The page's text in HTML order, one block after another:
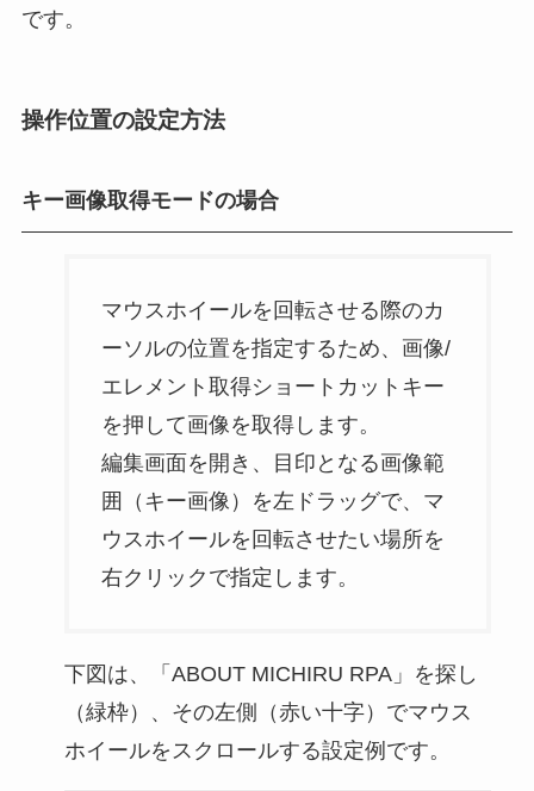
です。
操作位置の設定方法
キー画像取得モードの場合
マウスホイールを回転させる際のカ
ーソルの位置を指定するため、画像/
エレメント取得ショートカットキー
を押して画像を取得します。
編集画面を開き、目印となる画像範
囲（キー画像）を左ドラッグで、マ
ウスホイールを回転させたい場所を
右クリックで指定します。
下図は、「ABOUT MICHIRU RPA」を探し
（緑枠）、その左側（赤い十字）でマウス
ホイールをスクロールする設定例です。